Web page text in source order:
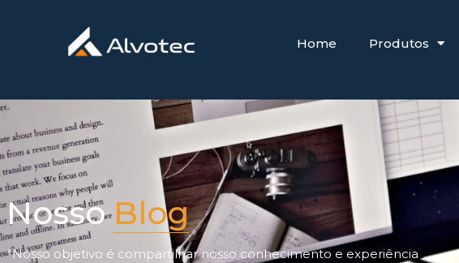
Home Produtos
NossoBlog
“Nosso objetivo é compartilhar nosso conhecimento e experiência